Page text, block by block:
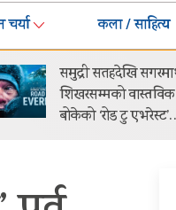
कला / साहित्य
भक्तपुरको
साउनभित्रै स्थायी
पुर्जा वितरण गरिने